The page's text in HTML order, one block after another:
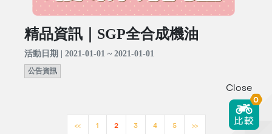
精品資訊｜SGP全合成機油
活動日期 | 2021-01-01 ~ 2021-01-01
公告資訊
<< 1 2 3 4 5 >>
Close
0